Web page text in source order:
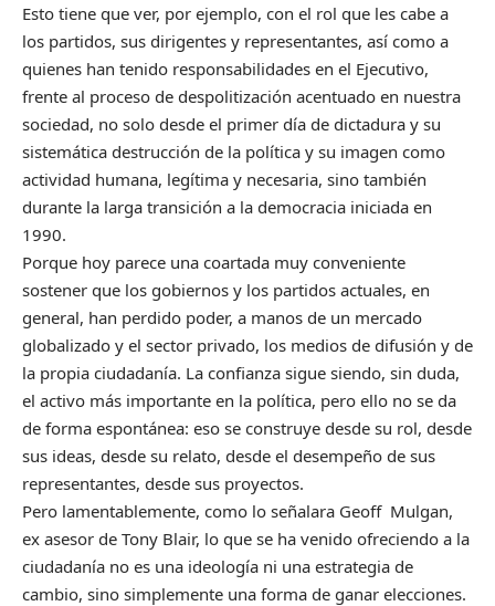
Esto tiene que ver, por ejemplo, con el rol que les cabe a
los partidos, sus dirigentes y representantes, así como a
quienes han tenido responsabilidades en el Ejecutivo,
frente al proceso de despolitización acentuado en nuestra
sociedad, no solo desde el primer día de dictadura y su
sistemática destrucción de la política y su imagen como
actividad humana, legítima y necesaria, sino también
durante la larga transición a la democracia iniciada en
1990.
Porque hoy parece una coartada muy conveniente
sostener que los gobiernos y los partidos actuales, en
general, han perdido poder, a manos de un mercado
globalizado y el sector privado, los medios de difusión y de
la propia ciudadanía. La confianza sigue siendo, sin duda,
el activo más importante en la política, pero ello no se da
de forma espontánea: eso se construye desde su rol, desde
sus ideas, desde su relato, desde el desempeño de sus
representantes, desde sus proyectos.
Pero lamentablemente, como lo señalara Geoff Mulgan,
ex asesor de Tony Blair, lo que se ha venido ofreciendo a la
ciudadanía no es una ideología ni una estrategia de
cambio, sino simplemente una forma de ganar elecciones.